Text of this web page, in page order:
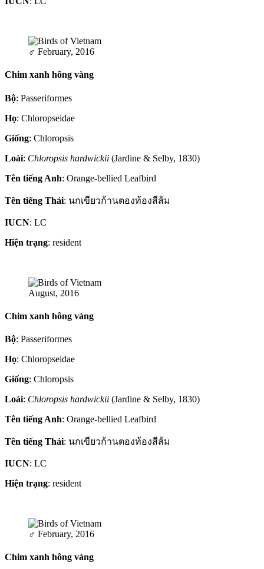
♂ February, 2016
Chim xanh hông vàng
Bộ: Passeriformes
Họ: Chloropseidae
Giống: Chloropsis
Loài: Chloropsis hardwickii (Jardine & Selby, 1830)
Tên tiếng Anh: Orange-bellied Leafbird
Tên tiếng Thái: นกเขียวก้านตองท้องสีส้ม
IUCN: LC
Hiện trạng: resident
August, 2016
Chim xanh hông vàng
Bộ: Passeriformes
Họ: Chloropseidae
Giống: Chloropsis
Loài: Chloropsis hardwickii (Jardine & Selby, 1830)
Tên tiếng Anh: Orange-bellied Leafbird
Tên tiếng Thái: นกเขียวก้านตองท้องสีส้ม
IUCN: LC
Hiện trạng: resident
♂ February, 2016
Chim xanh hông vàng